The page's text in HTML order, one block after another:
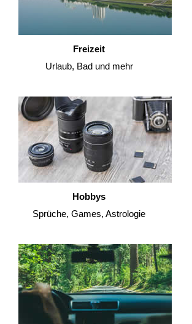
Freizeit
Urlaub, Bad und mehr
Hobbys
Sprüche, Games, Astrologie